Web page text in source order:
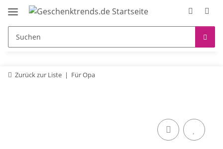
Zurück zur Liste Für Opa